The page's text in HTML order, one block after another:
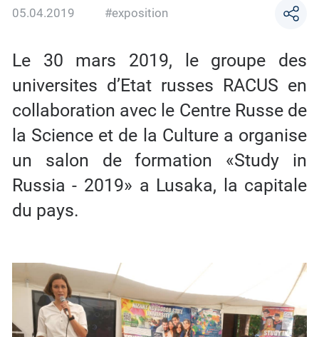
05.04.2019 #exposition
Le 30 mars 2019, le groupe des
universites d’Etat russes RACUS en
collaboration avec le Centre Russe de
la Science et de la Culture a organise
un salon de formation «Study in
Russia - 2019» a Lusaka, la capitale
du pays.